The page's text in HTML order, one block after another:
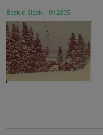
Beskid Śląski - 012895